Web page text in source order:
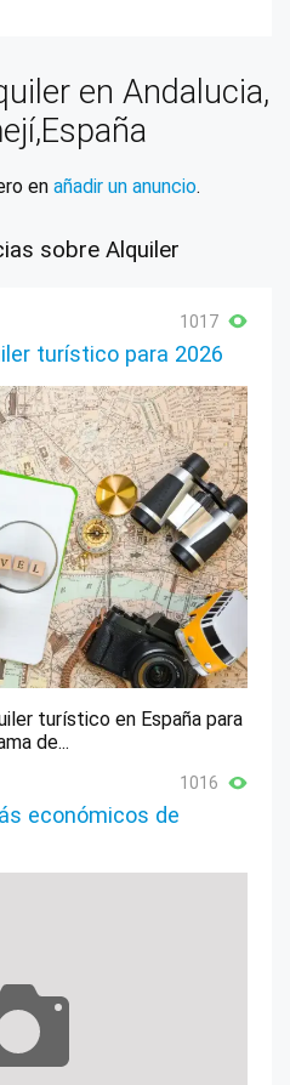
en Andalucia,
en añadir un anuncio.
sobre Alquiler
1017
turístico para 2026
turístico en España para
de...
1016
económicos de